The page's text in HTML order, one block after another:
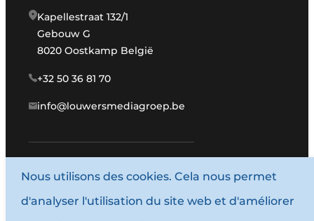
Kapellestraat 132/1
Gebouw G
8020 Oostkamp België
+32 50 36 81 70
info@louwersmediagroep.be
www.louwersmediagroep.com
© 1987 - 2026 Louwersmediagroep.
Nous utilisons des cookies. Cela nous permet
d'analyser l'utilisation du site web et d'améliorer